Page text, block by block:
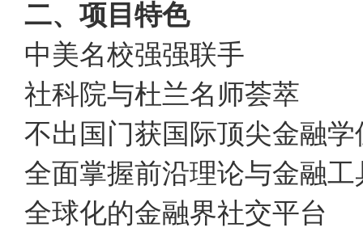
二、项目特色
中美名校强强联手
社科院与杜兰名师荟萃
不出国门获国际顶尖金融学
全面掌握前沿理论与金融工
全球化的金融界社交平台